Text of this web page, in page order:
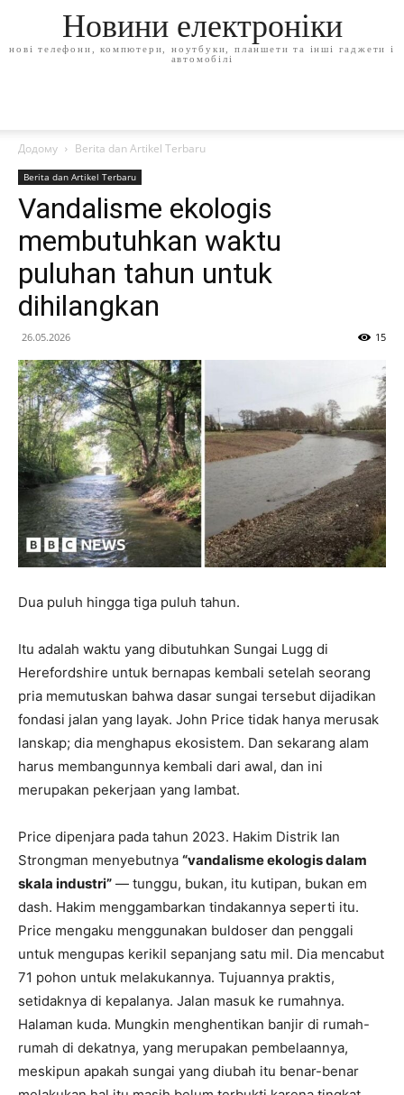
Новини електроніки
нові телефони, компютери, ноутбуки, планшети та інші гаджети і
автомобілі
Додому Berita dan Artikel Terbaru
Berita dan Artikel Terbaru
Vandalisme ekologis
membutuhkan waktu
puluhan tahun untuk
dihilangkan
26.05.2026 15
Dua puluh hingga tiga puluh tahun.
Itu adalah waktu yang dibutuhkan Sungai Lugg di
Herefordshire untuk bernapas kembali setelah seorang
pria memutuskan bahwa dasar sungai tersebut dijadikan
fondasi jalan yang layak. John Price tidak hanya merusak
lanskap; dia menghapus ekosistem. Dan sekarang alam
harus membangunnya kembali dari awal, dan ini
merupakan pekerjaan yang lambat.
Price dipenjara pada tahun 2023. Hakim Distrik Ian
Strongman menyebutnya “vandalisme ekologis dalam
skala industri” — tunggu, bukan, itu kutipan, bukan em
dash. Hakim menggambarkan tindakannya seperti itu.
Price mengaku menggunakan buldoser dan penggali
untuk mengupas kerikil sepanjang satu mil. Dia mencabut
71 pohon untuk melakukannya. Tujuannya praktis,
setidaknya di kepalanya. Jalan masuk ke rumahnya.
Halaman kuda. Mungkin menghentikan banjir di rumah-
rumah di dekatnya, yang merupakan pembelaannya,
meskipun apakah sungai yang diubah itu benar-benar